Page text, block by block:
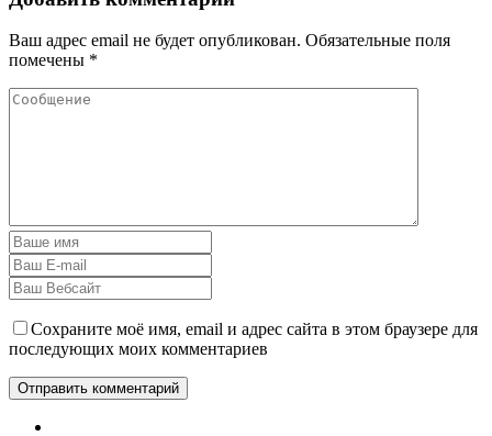
Ваш адрес email не будет опубликован. Обязательные поля
помечены *
Сохраните моё имя, email и адрес сайта в этом браузере для
последующих моих комментариев